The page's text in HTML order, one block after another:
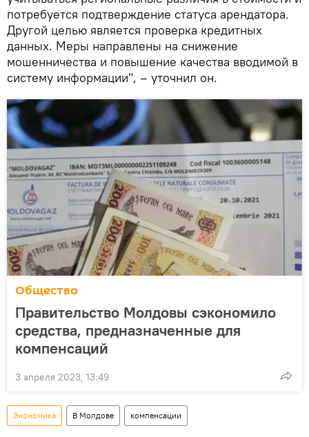
потребуется подтверждение статуса арендатора.
Другой целью является проверка кредитных
данных. Меры направлены на снижение
мошенничества и повышение качества вводимой в
систему информации", – уточнил он.
Общество
Правительство Молдовы сэкономило
средства, предназначенные для
компенсаций
3 апреля 2023, 13:49
Экономика В Молдове компенсации